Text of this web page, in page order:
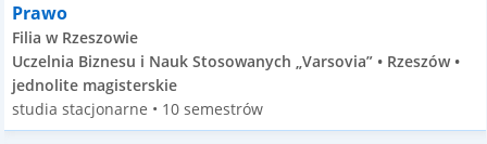
Prawo
Filia w Rzeszowie
Uczelnia Biznesu i Nauk Stosowanych „Varsovia” • Rzeszów •
jednolite magisterskie
studia stacjonarne • 10 semestrów